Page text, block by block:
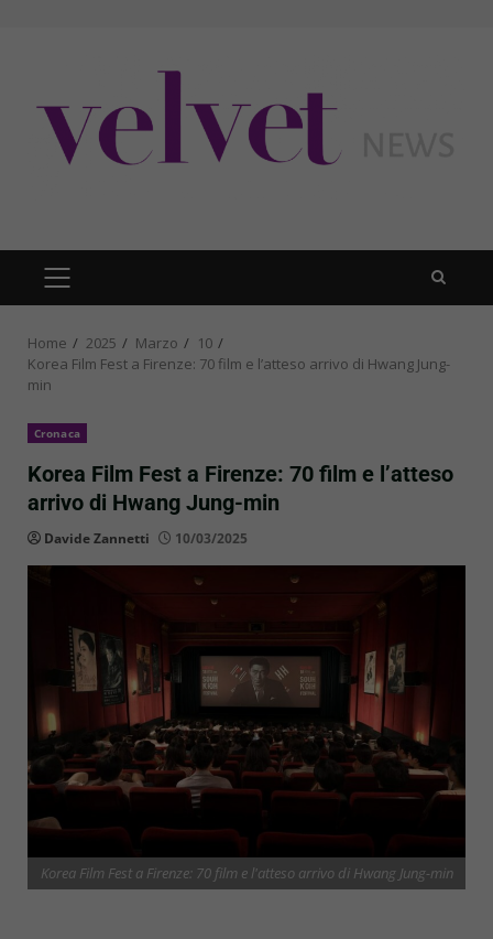
PRIMARY
MENU
Home 2025 Marzo
10
Korea Film Fest a Firenze: 70 film e l’atteso arrivo di Hwang Jung-
min
Cronaca
Korea Film Fest a Firenze: 70 film e l’atteso
arrivo di Hwang Jung-min
Davide Zannetti 10/03/2025
Korea Film Fest a Firenze: 70 film e l'atteso arrivo di Hwang Jung-min